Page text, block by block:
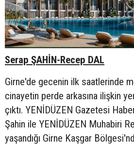
Serap ŞAHİN-Recep DAL
Girne'de gecenin ilk saatlerinde
cinayetin perde arkasına ilişkin
çıktı. YENİDÜZEN Gazetesi
Şahin ile YENİDÜZEN Muhabiri
yaşandığı Girne Kaşgar